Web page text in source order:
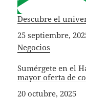
Descubre el
Fecha
25 septiembre,
In relation to
Negocios
Sumérgete en el
mayor oferta de
Fecha
20 octubre, 2025